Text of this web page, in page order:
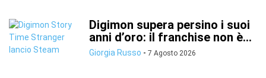
Digimon supera persino i suoi
anni d’oro: il franchise non è...
Giorgia Russo - 7 Agosto 2026